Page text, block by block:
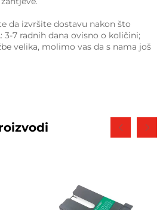
da izvršite dostavu nakon što
3-7 radnih dana ovisno o količini;
velika, molimo vas da s nama još